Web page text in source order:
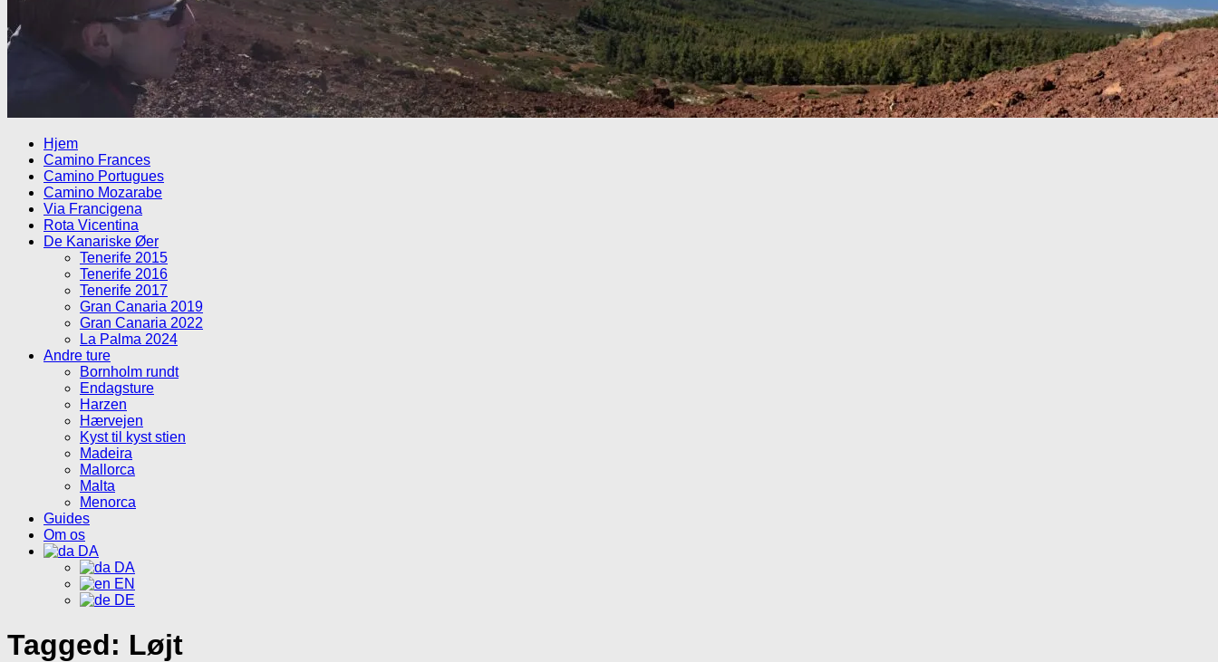
Hjem
Camino Frances
Camino Portugues
Camino Mozarabe
Via Francigena
Rota Vicentina
De Kanariske Øer
Tenerife 2015
Tenerife 2016
Tenerife 2017
Gran Canaria 2019
Gran Canaria 2022
La Palma 2024
Andre ture
Bornholm rundt
Endagsture
Harzen
Hærvejen
Kyst til kyst stien
Madeira
Mallorca
Malta
Menorca
Guides
Om os
DA
DA
EN
DE
Tagged: Løjt